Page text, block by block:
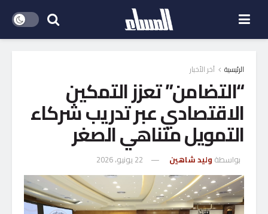
الرئيسية آخر الأخبار
“التضامن” تعزز التمكين
الاقتصادي عبر تدريب شركاء
التمويل متناهي الصغر
بواسطة وليد شاهين 22 يونيو، 2026